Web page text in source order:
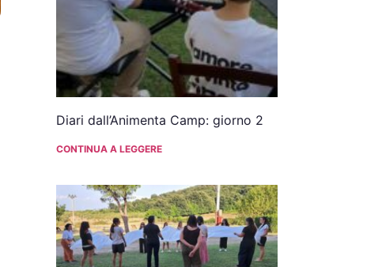
Diari dall’Animenta Camp: giorno 2
CONTINUA A LEGGERE